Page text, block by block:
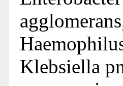
Klebsiella